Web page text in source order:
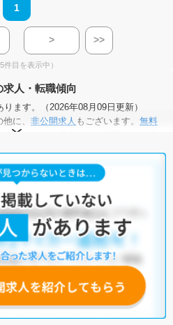
1
> >>
件目を表示中）
人・転職傾向
ます。（2026年08月09日更新）
に、 非公開求人 もございます。 無料
ただくと、全求人からご希望条件に合
ような条件が人気です。
新卒OK ・ 正社員(正職員)
宅医療)・小児リハビリ ・
すので、「こだわり条件」から検索
せください。
ただくことも可能です。
みいただくと、ご希望条件をヒアリン
。
方は人気の希望条件をピックアップし